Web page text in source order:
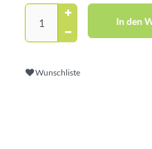
In den
Wunschliste